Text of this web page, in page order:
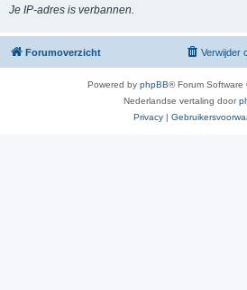
Je IP-adres is verbannen.
Forumoverzicht Verwijder
Powered by phpBB® Forum Software
Nederlandse vertaling door
Privacy |